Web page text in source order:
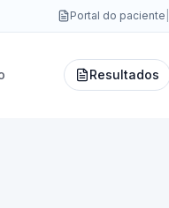
Portal do paciente
Resultados